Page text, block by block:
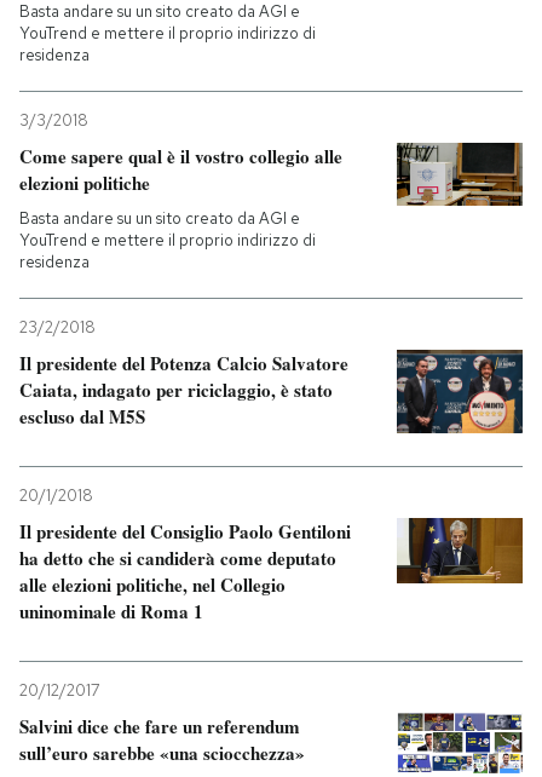
Basta andare su un sito creato da AGI e
YouTrend e mettere il proprio indirizzo di
residenza
3/3/2018
Come sapere qual è il vostro collegio alle
elezioni politiche
Basta andare su un sito creato da AGI e
YouTrend e mettere il proprio indirizzo di
residenza
23/2/2018
Il presidente del Potenza Calcio Salvatore
Caiata, indagato per riciclaggio, è stato
escluso dal M5S
20/1/2018
Il presidente del Consiglio Paolo Gentiloni
ha detto che si candiderà come deputato
alle elezioni politiche, nel Collegio
uninominale di Roma 1
20/12/2017
Salvini dice che fare un referendum
sull’euro sarebbe «una sciocchezza»